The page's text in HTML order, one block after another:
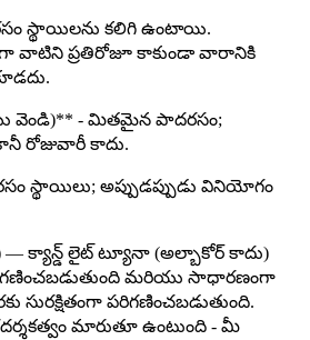
స్థాయిలను కలిగి ఉంటాయి.
వాటిని ప్రతిరోజూ కాకుండా వారానికి
వెండి)** - మితమైన పాదరసం;
రోజువారీ కాదు.
స్థాయిలు; అప్పుడప్పుడు వినియోగం
— క్యాన్డ్ లైట్ ట్యూనా (అల్బాకోర్ కాదు)
మరియు సాధారణంగా
సురక్షితంగా పరిగణించబడుతుంది.
మారుతూ ఉంటుంది - మీ